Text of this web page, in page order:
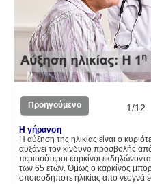
Προηγούμενο 1/12
Η γήρανση
Η αύξηση της ηλικίας είναι ο
αυξάνει τον κίνδυνο προσβολής
περισσότεροι καρκίνοι
των 65 ετών. Όμως ο καρκίνος
οποιασδήποτε ηλικίας από νεογνά